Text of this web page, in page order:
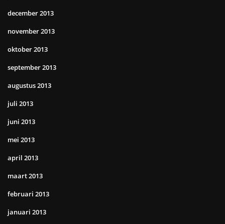
december 2013
november 2013
oktober 2013
september 2013
augustus 2013
juli 2013
juni 2013
mei 2013
april 2013
maart 2013
februari 2013
januari 2013